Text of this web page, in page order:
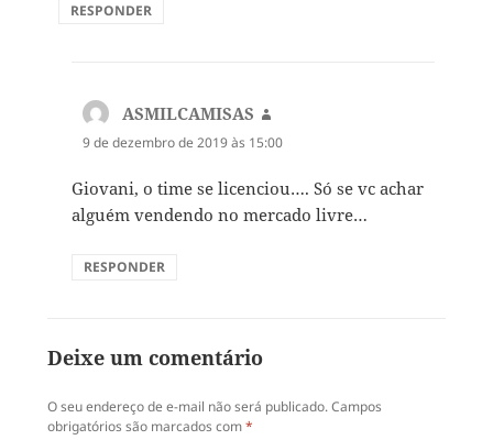
RESPONDER
ASMILCAMISAS
9 de dezembro de 2019 às 15:00
Giovani, o time se licenciou…. Só se vc achar
alguém vendendo no mercado livre…
RESPONDER
Deixe um comentário
O seu endereço de e-mail não será publicado.Campos
obrigatórios são marcados com*